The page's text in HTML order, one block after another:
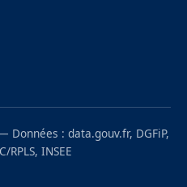
Données : data.gouv.fr, DGFiP,
RPLS, INSEE